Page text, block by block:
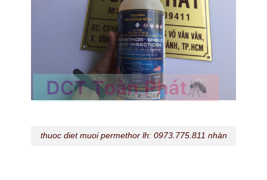
thuoc diet muoi permethor lh: 0973.775.811 nhàn